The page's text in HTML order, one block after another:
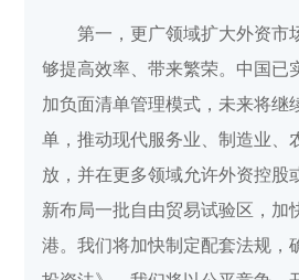
第一，更广领域扩大外资市
够提高效率、带来繁荣。中国已
加负面清单管理模式，未来将继
单，推动现代服务业、制造业、
放，并在更多领域允许外资控股
新布局一批自由贸易试验区，加
港。我们将加快制定配套法规，